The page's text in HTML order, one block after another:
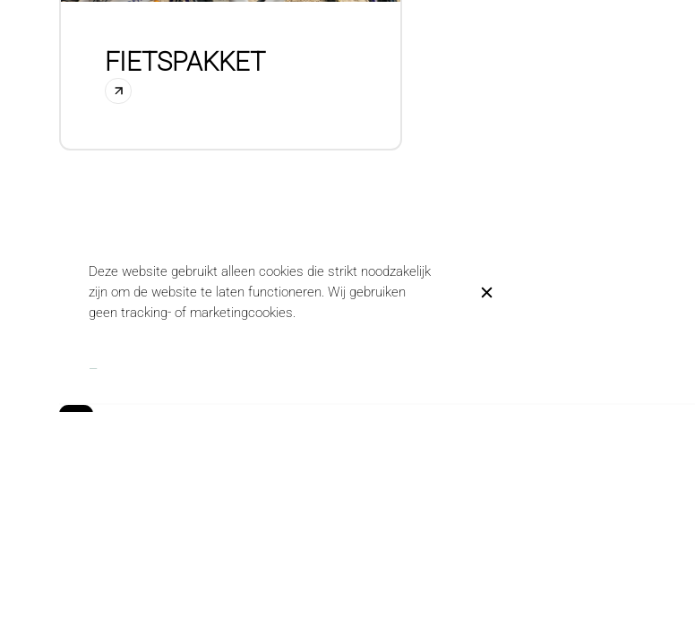
FIETSPAKKET
Deze website gebruikt alleen cookies die strikt noodzakelijk
zijn om de website te laten functioneren. Wij gebruiken
geen tracking- of marketingcookies.